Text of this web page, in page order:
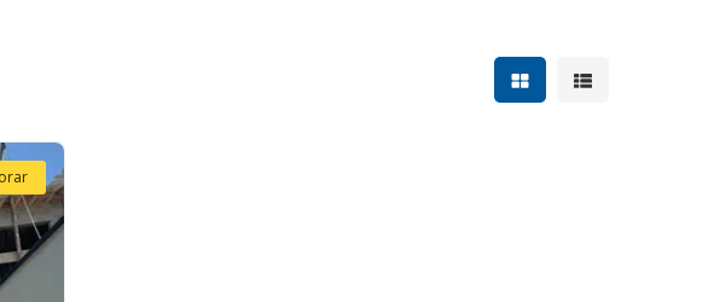
Mostrar resultados
Mostrar